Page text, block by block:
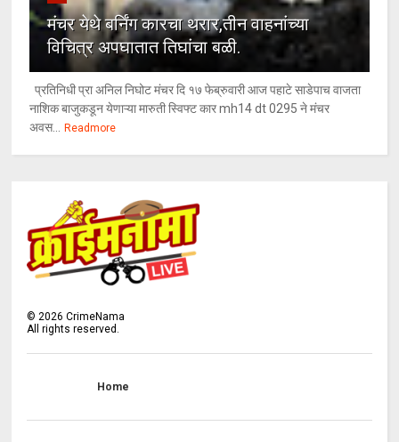
मंचर येथे बर्निंग कारचा थरार,तीन वाहनांच्या
विचित्र अपघातात तिघांचा बळी.
प्रतिनिधी प्रा अनिल निघोट मंचर दि १७ फेब्रुवारी आज पहाटे साडेपाच वाजता
नाशिक बाजुकडून येणाऱ्या मारुती स्विफ्ट कार mh14 dt 0295 ने मंचर
अवस... Readmore
©2026 CrimeNama
All rights reserved.
Home